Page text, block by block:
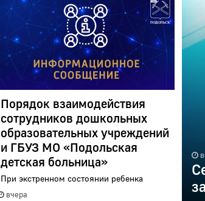
Порядок взаимодействия
сотрудников дошкольных
образовательных учреждений
и ГБУЗ МО «Подольская
детская больница»
При экстренном состоянии ребенка
вчера